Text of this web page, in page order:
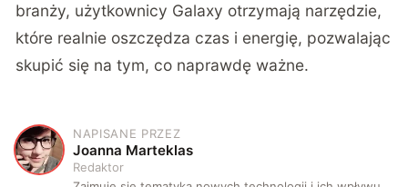
branży, użytkownicy Galaxy otrzymają narzędzie,
które realnie oszczędza czas i energię, pozwalając
skupić się na tym, co naprawdę ważne.
J
NAPISANE PRZEZ
Joanna Marteklas
Redaktor